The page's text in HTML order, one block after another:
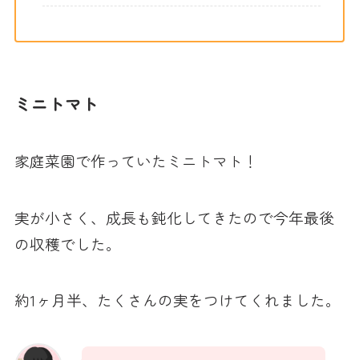
ミニトマト
家庭菜園で作っていたミニトマト！
実が小さく、成長も鈍化してきたので今年最後
の収穫でした。
約1ヶ月半、たくさんの実をつけてくれました。